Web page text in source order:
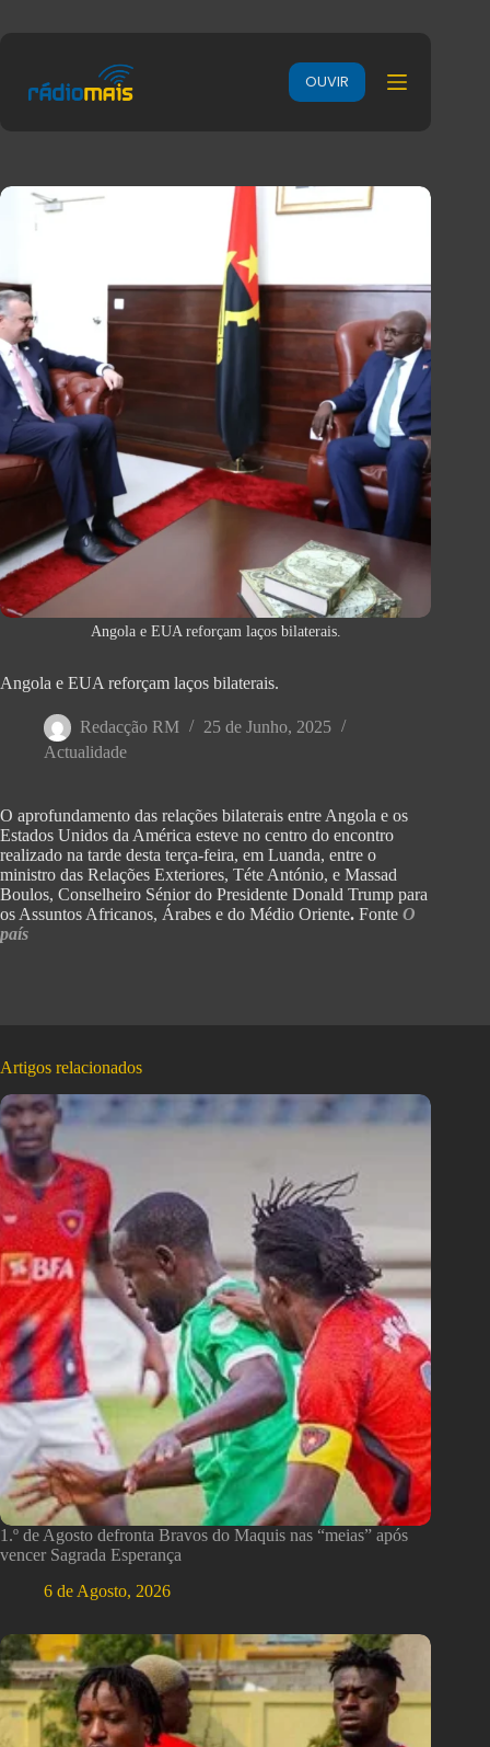
OUVIR
Angola e EUA reforçam laços bilaterais.
Angola e EUA reforçam laços bilaterais.
Redacção RM
25 de Junho, 2025
Actualidade
O aprofundamento das relações bilaterais entre Angola e os
Estados Unidos da América esteve no centro do encontro
realizado na tarde desta terça-feira, em Luanda, entre o
ministro das Relações Exteriores, Téte António, e Massad
Boulos, Conselheiro Sénior do Presidente Donald Trump para
os Assuntos Africanos, Árabes e do Médio Oriente. Fonte O
país
Artigos relacionados
1.º de Agosto defronta Bravos do Maquis nas “meias” após
vencer Sagrada Esperança
6 de Agosto, 2026